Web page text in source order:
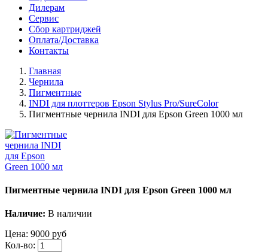
Дилерам
Сервис
Сбор картриджей
Оплата/Доставка
Контакты
Главная
Чернила
Пигментные
INDI для плоттеров Epson Stylus Pro/SureColor
Пигментные чернила INDI для Epson Green 1000 мл
Пигментные чернила INDI для Epson Green 1000 мл
Наличие: В наличии
Цена: 9000 руб
Кол-во: